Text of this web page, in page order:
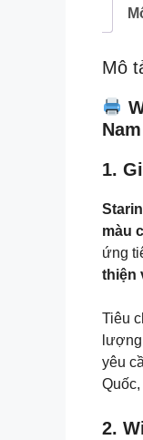
Mô
Nam
1.
màu
ứng
thiện
Tiêu
yêu
Quốc,
2.